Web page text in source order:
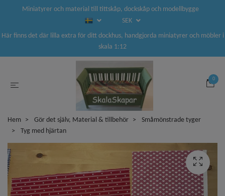
Miniatyrer och material till tittskåp, dockskåp och modellbygge
SEK
Här finns det där lilla extra för ditt dockhus, handgjorda miniatyrer och möbler i
skala 1:12
0
Hem Gör det själv, Material & tillbehör
Småmönstrade tyger
Tyg med hjärtan